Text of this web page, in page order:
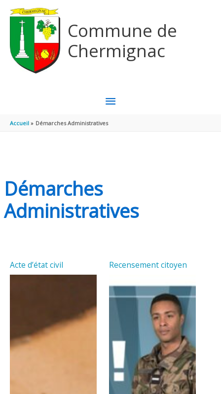
Commune de
Chermignac
MENU
PRINCIPAL
Accueil Démarches Administratives
Démarches
Administratives
Acte d’état civil Recensement citoyen